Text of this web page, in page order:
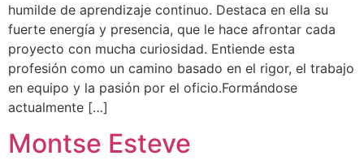
humilde de aprendizaje continuo. Destaca en ella su
fuerte energía y presencia, que le hace afrontar cada
proyecto con mucha curiosidad. Entiende esta
profesión como un camino basado en el rigor, el trabajo
en equipo y la pasión por el oficio.Formándose
actualmente […]
Montse Esteve